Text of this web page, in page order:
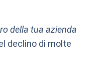
della tua azienda
declino di molte